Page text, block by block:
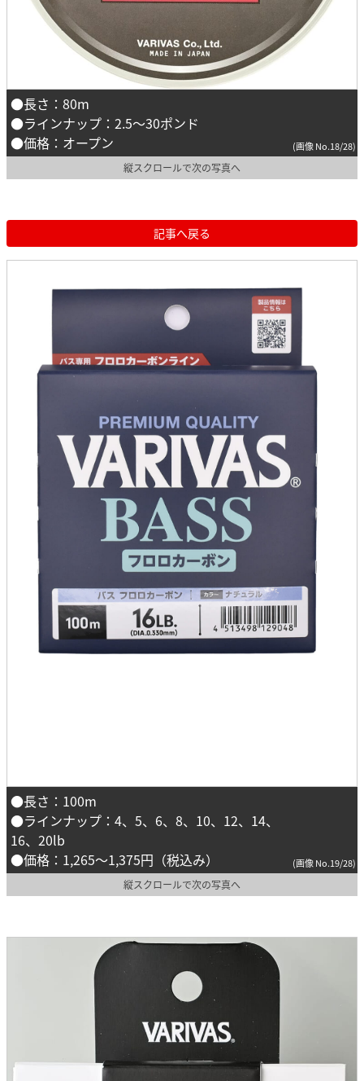
●長さ：80m
●ラインナップ：2.5～30ポンド
●価格：オープン
(画像 No.18/28)
縦スクロールで次の写真へ
記事へ戻る
●長さ：100m
●ラインナップ：4、5、6、8、10、12、14、
16、20lb
●価格：1,265〜1,375円（税込み）
(画像 No.19/28)
縦スクロールで次の写真へ